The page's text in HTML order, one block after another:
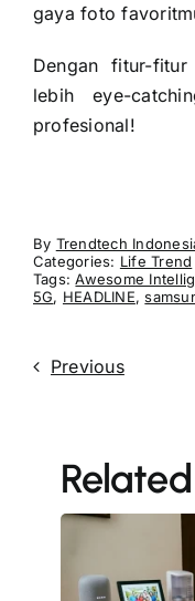
gaya foto
Dengan fitur-
lebih eye-
profesional!
By Trendtech
Categories: Life Trend
Tags:Awesome
5G, HEADLINE,
Previous